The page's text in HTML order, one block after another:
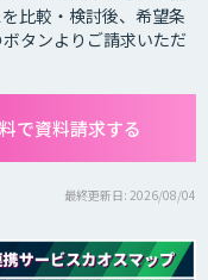
比較・検討後、希望条
タンよりご請求いただ
で資料請求する
最終更新日: 2026/08/04